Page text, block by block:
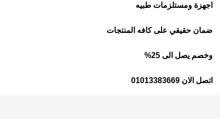
اجهزة ومستلزمات طبيه
ضمان حقيقي على كافه المنتجات
وخصم يصل الى 25%
اتصل الان 01013383669